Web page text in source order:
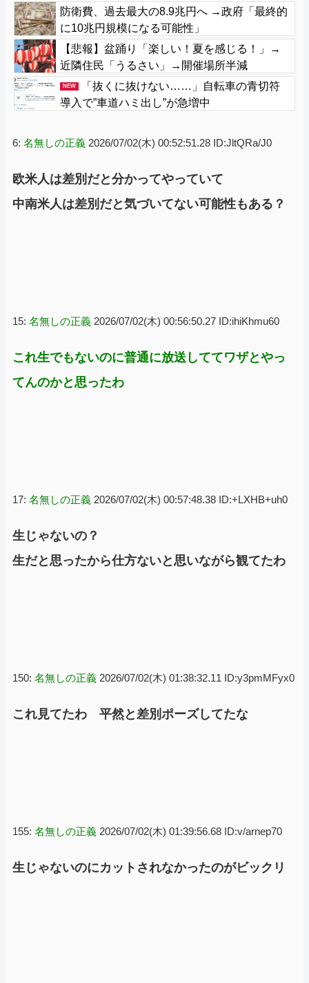
セーフ
防衛費、過去最大の8.9兆円へ →政府「最終的
に10兆円規模になる可能性」
【悲報】盆踊り「楽しい！夏を感じる！」→
近隣住民「うるさい」→開催場所半減
NEW
「抜くに抜けない……」自転車の青切符
導入で”車道ハミ出し”が急増中
6: 名無しの正義 2026/07/02(木) 00:52:51.28 ID:JltQRa/J0
欧米人は差別だと分かってやっていて
中南米人は差別だと気づいてない可能性もある？
15: 名無しの正義 2026/07/02(木) 00:56:50.27 ID:ihiKhmu60
これ生でもないのに普通に放送しててワザとやっ
てんのかと思ったわ
17: 名無しの正義 2026/07/02(木) 00:57:48.38 ID:+LXHB+uh0
生じゃないの？
生だと思ったから仕方ないと思いながら観てたわ
150: 名無しの正義 2026/07/02(木) 01:38:32.11 ID:y3pmMFyx0
これ見てたわ 平然と差別ポーズしてたな
155: 名無しの正義 2026/07/02(木) 01:39:56.68 ID:v/arnep70
生じゃないのにカットされなかったのがビックリ